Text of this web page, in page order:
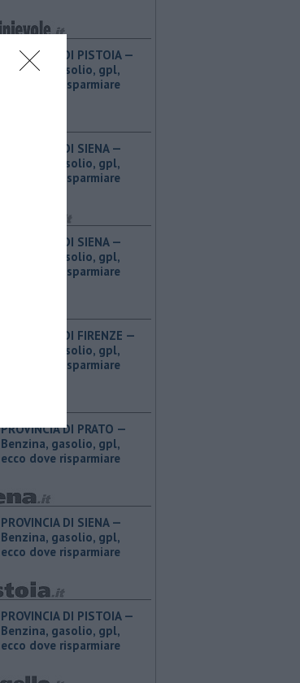
PROVINCIA DI PISTOIA — ​
Benzina, gasolio, gpl,
ecco dove risparmiare
PROVINCIA DI SIENA — ​
Benzina, gasolio, gpl,
ecco dove risparmiare
PROVINCIA DI SIENA — ​
Benzina, gasolio, gpl,
ecco dove risparmiare
PROVINCIA DI FIRENZE — ​
Benzina, gasolio, gpl,
ecco dove risparmiare
PROVINCIA DI PRATO — ​
Benzina, gasolio, gpl,
ecco dove risparmiare
PROVINCIA DI SIENA — ​
Benzina, gasolio, gpl,
ecco dove risparmiare
PROVINCIA DI PISTOIA — ​
Benzina, gasolio, gpl,
ecco dove risparmiare